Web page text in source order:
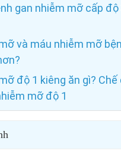
gan nhiễm mỡ cấp độ
và máu nhiễm mỡ
độ 1 kiêng ăn gì?
mỡ độ 1